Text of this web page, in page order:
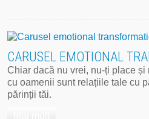
CARUSEL EMOTIONAL
Chiar dacă nu vrei, nu-ți place
cu oamenii sunt relațiile tale cu
părinții tăi.